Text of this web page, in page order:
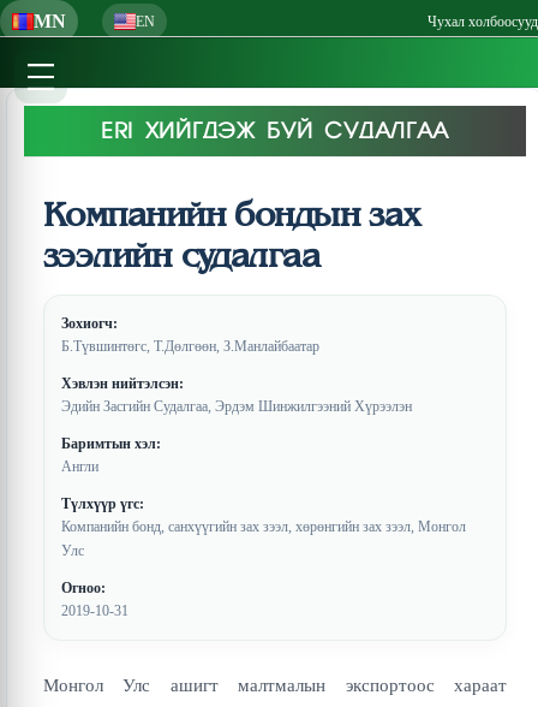
MN EN Чухал холбоосууд
ERI ХИЙГДЭЖ БУЙ СУДАЛГАА
Компанийн бондын зах
зээлийн судалгаа
Зохиогч:
Б.Түвшинтөгс, Т.Дөлгөөн, З.Манлайбаатар
Хэвлэн нийтэлсэн:
Эдийн Засгийн Судалгаа, Эрдэм Шинжилгээний Хүрээлэн
Баримтын хэл:
Англи
Түлхүүр үгс:
Компанийн бонд, санхүүгийн зах зээл, хөрөнгийн зах зээл, Монгол
Улс
Огноо:
2019-10-31
Монгол Улс ашигт малтмалын экспортоос хараат